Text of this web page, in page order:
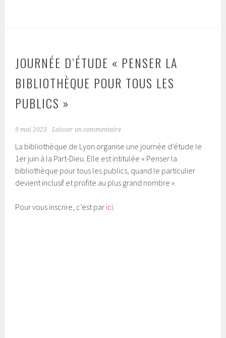
JOURNÉE D’ÉTUDE « PENSER LA
BIBLIOTHÈQUE POUR TOUS LES
PUBLICS »
9 mai 2023 Laisser un commentaire
La bibliothèque de Lyon organise une journée d’étude le
1er juin à la Part-Dieu. Elle est intitulée « Penser la
bibliothèque pour tous les publics, quand le particulier
devient inclusif et profite au plus grand nombre ».
Pour vous inscrire, c’est par ici